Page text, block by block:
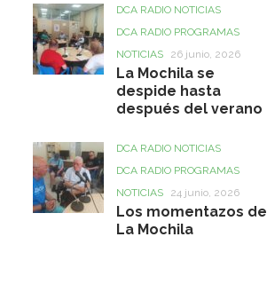
DCA RADIO NOTICIAS
DCA RADIO PROGRAMAS
NOTICIAS
26 junio, 2026
La Mochila se
despide hasta
después del verano
DCA RADIO NOTICIAS
DCA RADIO PROGRAMAS
NOTICIAS
24 junio, 2026
Los momentazos de
La Mochila